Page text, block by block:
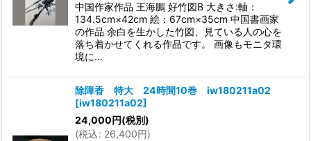
中国作家作品 王海鵬 好竹図B 大きさ:軸：
134.5cm×42cm 絵：67cm×35cm 中国書画家
の作品 余白を生かした竹図、見ている人の心を
落ち着かせてくれる作品です。 画像もモニタ環
境に…
除障香 特大 24時間10巻 iw180211a02
[iw180211a02]
24,000円(税別)
(税込: 26,400円)